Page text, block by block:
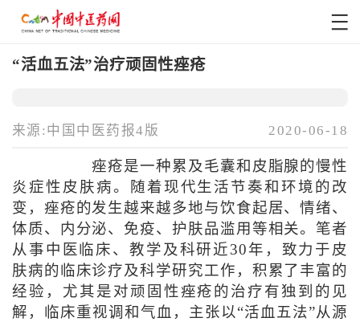
“活血五法”治疗顽固性痤疮
来源:中国中医药报4版 2020-06-18
痤疮是一种累及毛囊和皮脂腺的慢性
炎症性皮肤病。随着现代生活节奏和环境的改
变，痤疮的发生越来越多地与饮食起居、情绪、
体质、内分泌、免疫、护肤品滥用等相关。笔者
从事中医临床、教学及科研近30年，致力于皮
肤病的临床诊疗及科学研究工作，积累了丰富的
经验，尤其是对顽固性痤疮的治疗有独到的见
解，临床重视调和气血，主张以“活血五法”从源